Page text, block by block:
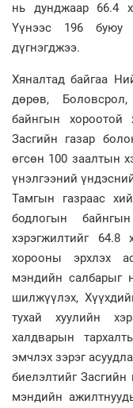
нь дунджаар 66.4
Үүнээс 196 буюу
дүгнэгджээ.
Хяналтад байгаа
дөрөв,
байнгын хороотой
Засгийн газар
өгсөн 100 заалтын
үнэлгээний
Тамгын газраас
бодлогын
хэрэгжилтийг
хорооны эрхлэх
мэндийн салбарыг
шилжүүлэх,
тухай хуулийн
халдварын
эмчлэх зэрэг
биелэлтийг Засгийн
мэндийн